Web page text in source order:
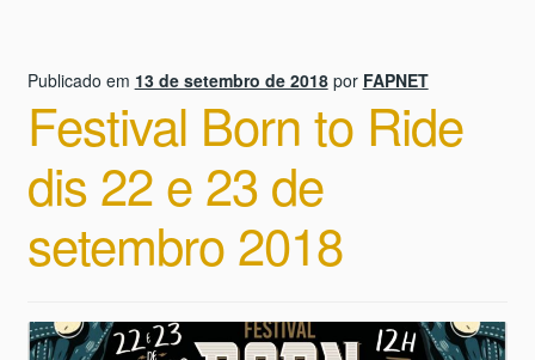
Publicado em 13 de setembro de 2018 por FAPNET
Festival Born to Ride
dis 22 e 23 de
setembro 2018